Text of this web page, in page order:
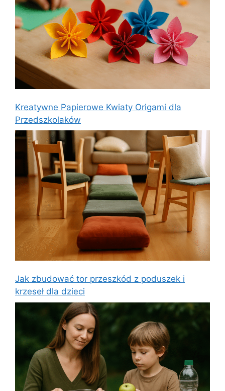
Kreatywne Papierowe Kwiaty Origami dla
Przedszkolaków
Jak zbudować tor przeszkód z poduszek i
krzeseł dla dzieci